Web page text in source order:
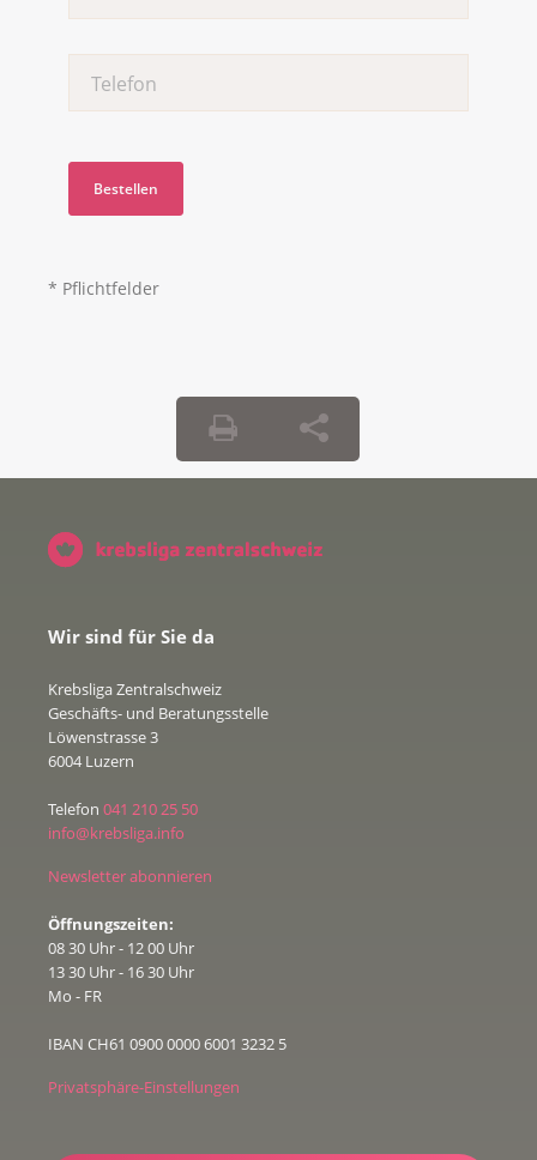
* Pflichtfelder
Wir sind für Sie da
Krebsliga Zentralschweiz
Geschäfts- und Beratungsstelle
Löwenstrasse 3
6004 Luzern
Telefon 041 210 25 50
info@krebsliga.info
Newsletter abonnieren
Öffnungszeiten:
08 30 Uhr - 12 00 Uhr
13 30 Uhr - 16 30 Uhr
Mo - FR
IBAN CH61 0900 0000 6001 3232 5
Privatsphäre-Einstellungen